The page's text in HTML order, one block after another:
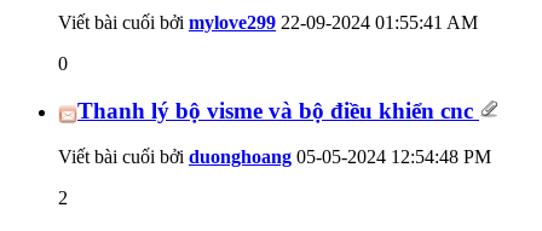
Viết bài cuối bởi mylove299 22-09-2024 01:55:41 AM
0
Thanh lý bộ visme và bộ điều khiển cnc
Viết bài cuối bởi duonghoang 05-05-2024 12:54:48 PM
2